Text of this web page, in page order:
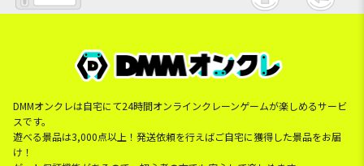
DMMオンクレは自宅にて24時間オンラインクレーンゲームが楽しめるサービ
スです。
遊べる景品は3,000点以上！発送依頼を行えばご自宅に獲得した景品をお届
け！